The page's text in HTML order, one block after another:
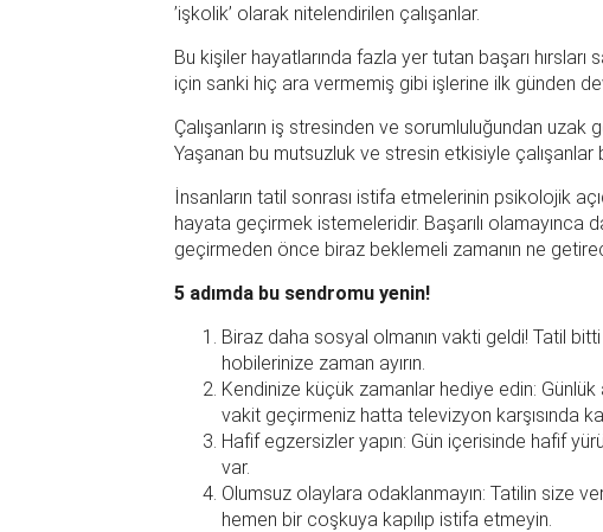
’işkolik’ olarak nitelendirilen çalışanlar.
Bu kişiler hayatlarında fazla yer tutan başarı
için sanki hiç ara vermemiş gibi işlerine ilk günden
Çalışanların iş stresinden ve sorumluluğundan
Yaşanan bu mutsuzluk ve stresin etkisiyle
İnsanların tatil sonrası istifa etmelerinin psikolojik
hayata geçirmek istemeleridir. Başarılı olamayınca
geçirmeden önce biraz beklemeli zamanın ne
5 adımda bu sendromu yenin!
Biraz daha sosyal olmanın vakti geldi! Tatil
hobilerinize zaman ayırın.
Kendinize küçük zamanlar hediye edin: Günlük
vakit geçirmeniz hatta televizyon karşısında
Hafif egzersizler yapın: Gün içerisinde hafif
var.
Olumsuz olaylara odaklanmayın: Tatilin size
hemen bir coşkuya kapılıp istifa etmeyin.